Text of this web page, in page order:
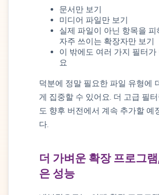
문서만 보기
미디어 파일만 보기
실제 파일이 아닌 항목을 피
자주 쓰이는 확장자만 보기
이 밖에도 여러 가지 필터가
요
덕분에 정말 필요한 파일 유형에
게 집중할 수 있어요. 더 고급 필
도 향후 버전에서 계속 추가할 예
다.
더 가벼운 확장 프로그
은 성능